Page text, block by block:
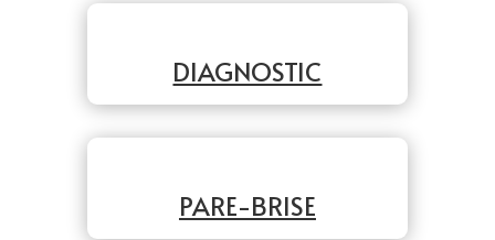
DIAGNOSTIC
PARE-BRISE